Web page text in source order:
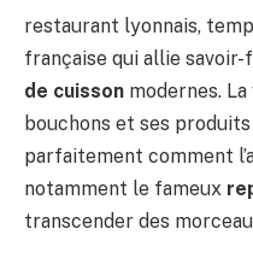
restaurant lyonnais,
française qui allie
de cuisson modernes.
bouchons et ses
parfaitement comment
notamment le fameux
transcender des